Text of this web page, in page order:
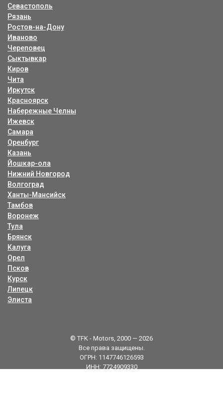
Севастополь
Рязань
Ростов-на-Дону
Иваново
Череповец
Сыктывкар
Киров
Чита
Иркутск
Красноярск
Набережные Челны
Ижевск
Самара
Оренбург
Казань
Йошкар-ола
Нижний Новгород
Волгоград
Ханты-Мансийск
Тамбов
Воронеж
Тула
Брянск
Калуга
Орел
Псков
Курск
Липецк
Элиста
© TFK - Motors, 2000 — 2026
Все права защищены.
ОГРН: 1147746126593
ИНН: 7724909330